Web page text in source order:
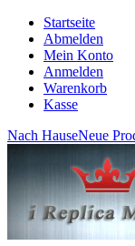
Startseite
Abmelden
Mein Konto
Anmelden
Warenkorb
Kasse
Nach HauseNeue